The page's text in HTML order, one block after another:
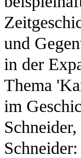
und
in der
Thema
im